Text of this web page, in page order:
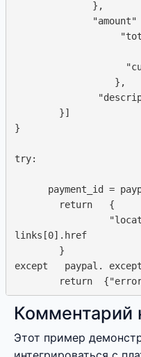
              },
"amount"
                  },
        }]
}
try:
payment_id =
        return   {
links[0].href
        }
except   paypal.
Комментарий
Этот пример